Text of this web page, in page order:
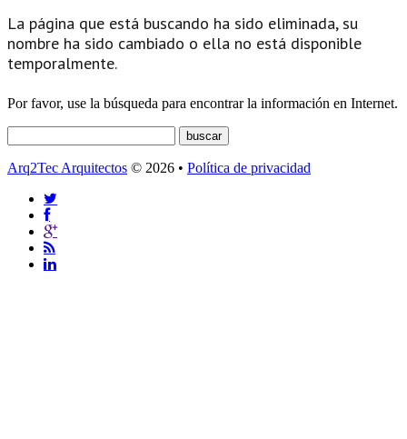
La página que está buscando ha sido eliminada, su
nombre ha sido cambiado o ella no está disponible
temporalmente.
Por favor, use la búsqueda para encontrar la información en Internet.
Arq2Tec Arquitectos © 2026 • Política de privacidad